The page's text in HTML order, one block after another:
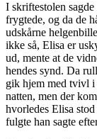
I skriftestolen
frygtede, og da de
udskårne
ikke så, Elisa er
ud, mente at de
hendes synd. Da
gik hjem med tvivl i
natten, men der
hvorledes Elisa
fulgte han sagte